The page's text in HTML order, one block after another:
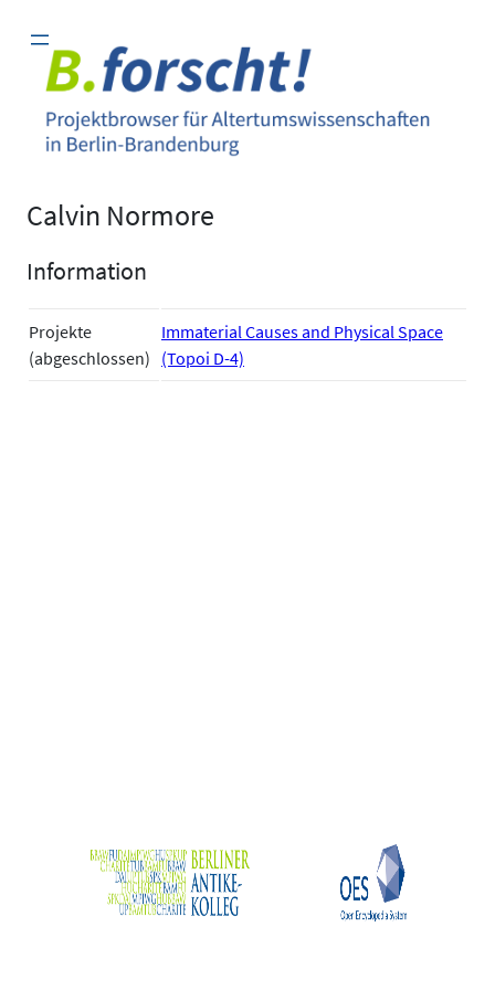
Inhalt
springen
Calvin Normore
Information
Projekte
(abgeschlossen)
Immaterial Causes and Physical Space
(Topoi D-4)